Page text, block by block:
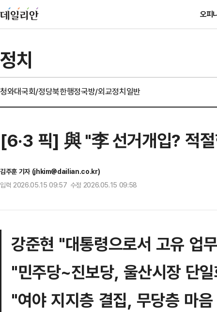
오피
정치
청와대국회/정당북한행정국방/외교정치일반
[6·3 픽] 與 "李 선거개입? 적
김주훈 기자 (jhkim@dailian.co.kr)
입력 2026.05.15 09:57 수정 2026.05.15 09:58
강준현 "대통령으로서 고유 업
"민주당~진보당, 울산시장 단
"여야 지지층 결집, 무당층 마